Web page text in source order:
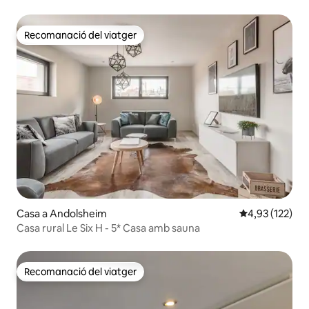
Recomanació del viatger
Recomanació del viatger
Casa a Andolsheim 4,93 de
4,93 (122)
Casa rural Le Six H - 5* Casa amb sauna
Recomanació del viatger
Recomanació del viatger